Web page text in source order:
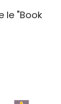
le "Book